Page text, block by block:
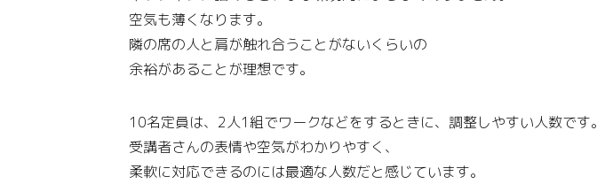
空気も薄くなります。
隣の席の人と肩が触れ合うことがないくらいの
余裕があることが理想です。
10名定員は、2人1組でワークなどをするときに、調整しやすい人数です。
受講者さんの表情や空気がわかりやすく、
柔軟に対応できるのには最適な人数だと感じています。